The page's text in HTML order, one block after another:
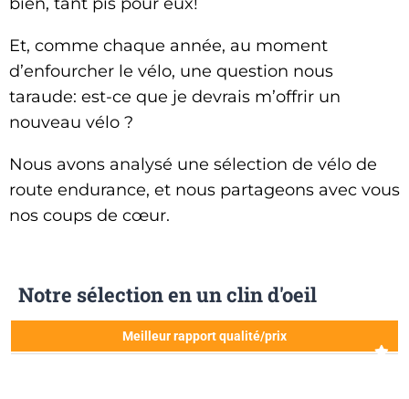
Et, comme chaque année, au moment
d’enfourcher le vélo, une question nous
taraude: est-ce que je devrais m’offrir un
nouveau vélo ?
Nous avons analysé une sélection de vélo de
route endurance, et nous partageons avec vous
nos coups de cœur.
Notre sélection en un clin d'oeil
Meilleur rapport qualité/prix